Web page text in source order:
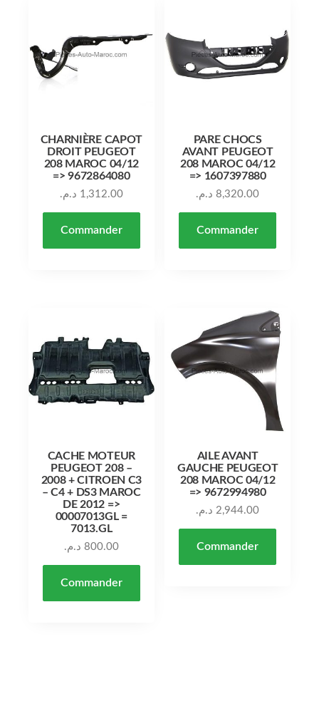
CHARNIÈRE CAPOT
DROIT PEUGEOT
208 MAROC 04/12
=> 9672864080
1,312.00 د.م.
Commander
PARE CHOCS
AVANT PEUGEOT
208 MAROC 04/12
=> 1607397880
8,320.00 د.م.
Commander
CACHE MOTEUR
PEUGEOT 208 –
2008 + CITROEN C3
– C4 + DS3 MAROC
DE 2012 =>
00007013GL =
7013.GL
800.00 د.م.
Commander
AILE AVANT
GAUCHE PEUGEOT
208 MAROC 04/12
=> 9672994980
2,944.00 د.م.
Commander